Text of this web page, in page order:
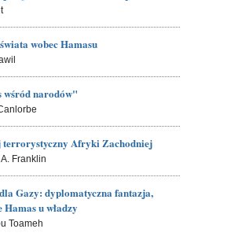
wobec Hamasu
narodów"
terrorystyczny Afryki Zachodniej
Franklin
Gazy: dyplomatyczna fantazja,
u władzy
Toameh